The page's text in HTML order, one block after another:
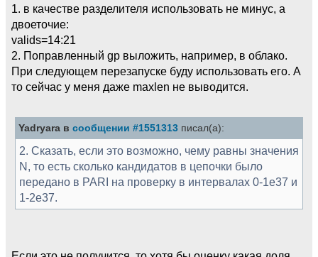
1. в качестве разделителя использовать не минус, а
двоеточие:
valids=14:21
2. Поправленный gp выложить, например, в облако.
При следующем перезапуске буду использовать его. А
то сейчас у меня даже maxlen не выводится.
Yadryara в сообщении #1551313 писал(а):
2. Сказать, если это возможно, чему равны значения
N, то есть сколько кандидатов в цепочки было
передано в PARI на проверку в интервалах 0-1e37 и
1-2e37.